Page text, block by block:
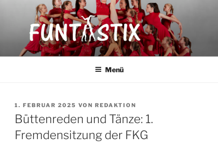
FUNTASTIX
Showakrobatik
Menü
VERÖFFENTLICHT
AM
1. FEBRUAR 2025 VON REDAKTION
Büttenreden und Tänze: 1.
Fremdensitzung der FKG